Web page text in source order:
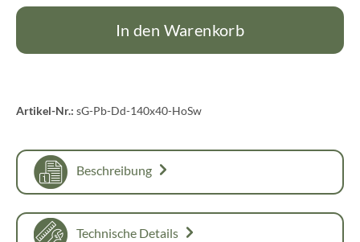
In den Warenkorb
Artikel-Nr.: sG-Pb-Dd-140x40-HoSw
Beschreibung
Technische Details